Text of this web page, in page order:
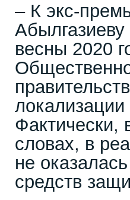
– К экс-
весны 2020
Фактически,
словах, в
не
средств